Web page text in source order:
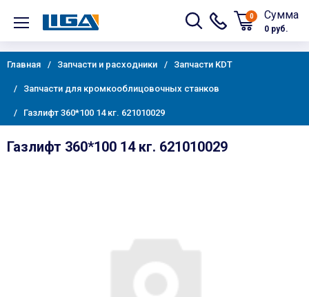
0 Сумма
0 руб.
Главная Запчасти и расходники Запчасти KDT
Запчасти для кромкооблицовочных станков
Газлифт 360*100 14 кг. 621010029
Газлифт 360*100 14 кг. 621010029